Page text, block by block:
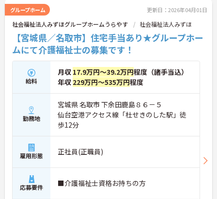
グループホーム 更新日：2026年04月01日
社会福祉法人みずほグループホームうらやす 社会福祉法人みずほ
【宮城県／名取市】住宅手当あり★グループホー
ムにて介護福祉士の募集です！
給料
月収 17.9万円～39.2万円程度（諸手当込）
年収 229万円～535万円程度
勤務地
宮城県 名取市 下余田鹿島８６－５
仙台空港アクセス線「杜せきのした駅」徒
歩12分
雇用形態 正社員(正職員)
応募要件 ■介護福祉士資格お持ちの方